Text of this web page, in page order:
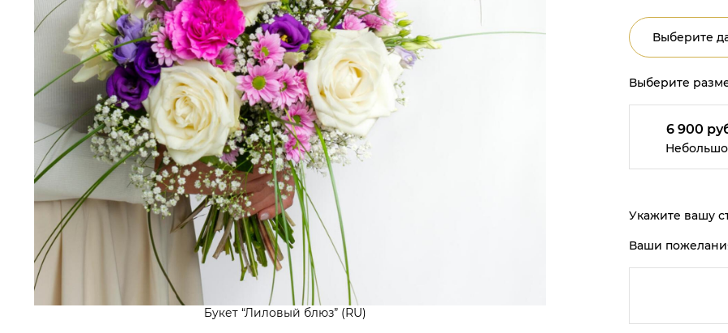
Букет “Лиловый блюз” (RU)
Выберите
Выберите
6 900
Укажите вашу
Ваши